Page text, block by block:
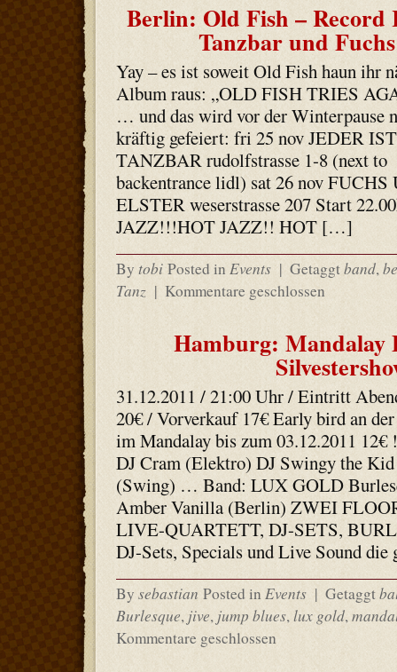
Berlin: Old Fish – Record
Tanzbar und
Yay – es ist soweit Old Fish haun ihr
Album raus: „OLD FISH TRIES
… und das wird vor der Winterpause
kräftig gefeiert: fri 25 nov JEDER IST
TANZBAR rudolfstrasse 1-8 (next to
backentrance lidl) sat 26 nov FUCHS
ELSTER weserstrasse 207 Start
JAZZ!!!HOT JAZZ!! HOT […]
By tobi Posted in Events | Getaggtband,
Tanz | Kommentare geschlossen
Hamburg: Mandalay
31.12.2011 / 21:00 Uhr / Eintritt
20€ / Vorverkauf 17€ Early bird an
im Mandalay bis zum 03.12.2011 12€
DJ Cram (Elektro) DJ Swingy the Kid
(Swing) … Band: LUX GOLD
Amber Vanilla (Berlin) ZWEI
LIVE-QUARTETT, DJ-SETS,
DJ-Sets, Specials und Live Sound
By sebastian Posted inEvents | Getaggt
Burlesque, jive, jump blues,lux gold,
Kommentare geschlossen